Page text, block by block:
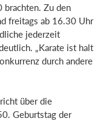
Zu den
freitags ab 16.30 Uhr
jederzeit
„Karate ist halt
durch andere
über die
Geburtstag der